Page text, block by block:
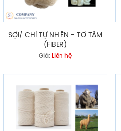
SỢI/ CHỈ TỰ NHIÊN - TƠ TẰM
(FIBER)
Giá: Liên hệ